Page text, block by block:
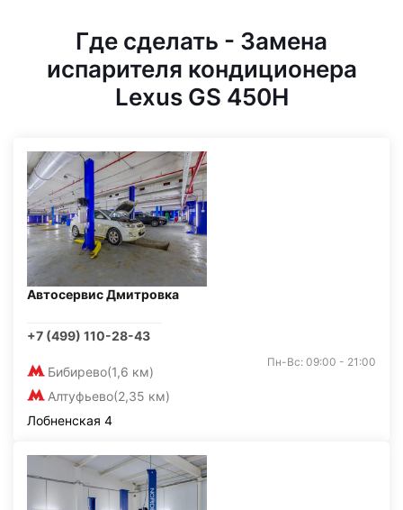
Где сделать - Замена
испарителя кондиционера
Lexus GS 450H
Автосервис Дмитровка
+7 (499) 110-28-43
Бибирево(1,6 км)
Алтуфьево(2,35 км)
Пн-Вс: 09:00 - 21:00
Лобненская 4